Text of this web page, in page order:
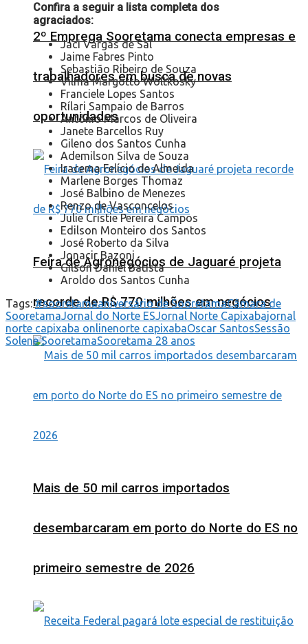
2º Emprega Sooretama conecta empresas e
trabalhadores em busca de novas
oportunidades
Feira de Agronegócios de Jaguaré projeta
recorde de R$ 770 milhões em negócios
Mais de 50 mil carros importados
desembarcaram em porto do Norte do ES no
primeiro semestre de 2026
Confira a seguir a lista completa dos
agraciados:
Jaci Vargas de Sal
Jaime Fabres Pinto
Sebastião Ribeiro de Souza
Vilma Margotto Woltkosky
Franciele Lopes Santos
Rílari Sampaio de Barros
Antônio Marcos de Oliveira
Janete Barcellos Ruy
Gileno dos Santos Cunha
Ademilson Silva de Souza
Iracema Felício de Almeida
Marlene Borges Thomaz
José Balbino de Menezes
Renzo de Vasconcelos
Julie Cristie Pereira Campos
Edilson Monteiro dos Santos
José Roberto da Silva
Jonacir Bazoni
Gilson Daniel Batista
Aroldo dos Santos Cunha
Tags: #sooretamaaniversário de SooretamaCâmara de
SooretamaJornal do Norte ESJornal Norte Capixabajornal
norte capixaba onlinenorte capixabaOscar SantosSessão
Solene SooretamaSooretama 28 anos